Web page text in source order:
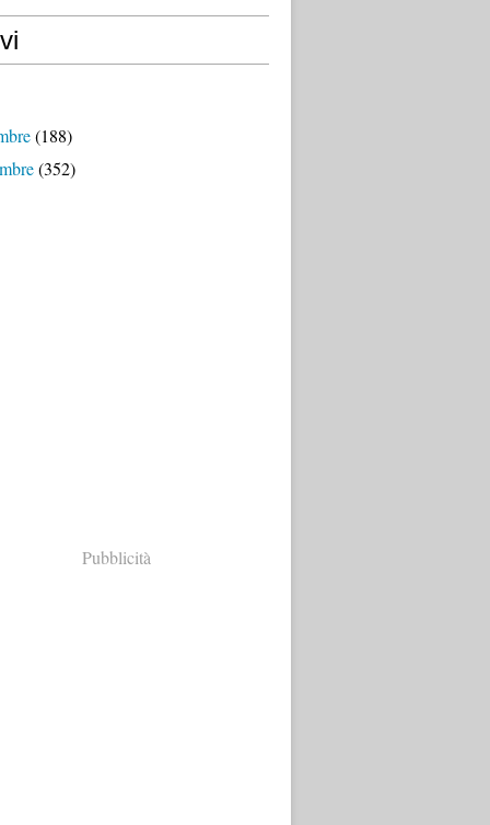
(188)
(352)
Pubblicità